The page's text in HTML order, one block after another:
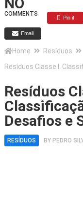
COMMENTS
Pin it
Email
Home
Resíduos
Resíduos Classe I:
Resíduos
Desafios e
RESÍDUOS BY PEDRO